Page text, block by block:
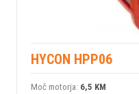
HYCON HPP06
Moč motorja: 6,5 KM